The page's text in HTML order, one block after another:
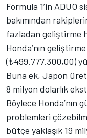
Formula 1’in ADUO
bakımından
fazladan geliştirme
Honda’nın
(₺499.777.300,00)
Buna ek, Japon
8 milyon dolarlık
Böylece Honda’nın
problemleri
bütçe yaklaşık 19